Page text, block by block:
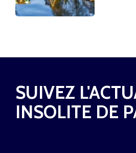
SUIVEZ
INSOLITE DE